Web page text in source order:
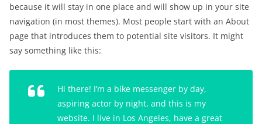
because it will stay in one place and will show up in your site
navigation (in most themes). Most people start with an About
page that introduces them to potential site visitors. It might
say something like this:
Hi there! I’m a bike messenger by day,
aspiring actor by night, and this is my
website. I live in Los Angeles, have a great